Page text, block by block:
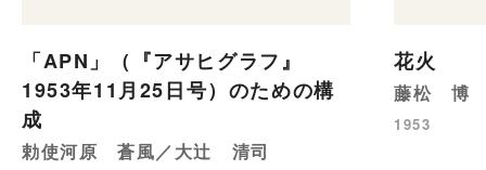
「APN」（『アサヒグラフ』
1953年11月25日号）のための構
成
勅使河原 蒼風／大辻 清司
花火
藤松 博
1953